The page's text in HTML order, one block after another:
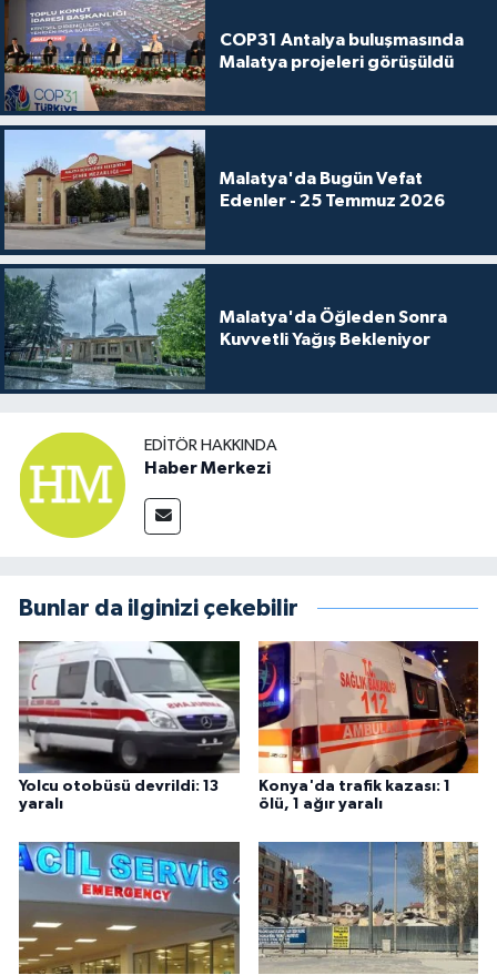
COP31 Antalya buluşmasında
Malatya projeleri görüşüldü
Malatya'da Bugün Vefat
Edenler - 25 Temmuz 2026
Malatya'da Öğleden Sonra
Kuvvetli Yağış Bekleniyor
EDITÖR HAKKINDA
Haber Merkezi
Bunlar da ilginizi çekebilir
Yolcu otobüsü devrildi: 13
yaralı
Konya'da trafik kazası: 1
ölü, 1 ağır yaralı